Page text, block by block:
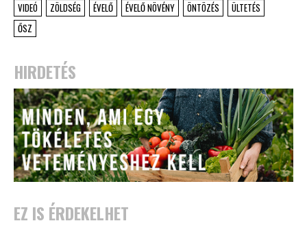
VIDEÓ
ZÖLDSÉG ÉVELŐ ÉVELŐ NÖVÉNY ÖNTÖZÉS
ÜLTETÉS
ŐSZ
HIRDETÉS
EZ IS ÉRDEKELHET